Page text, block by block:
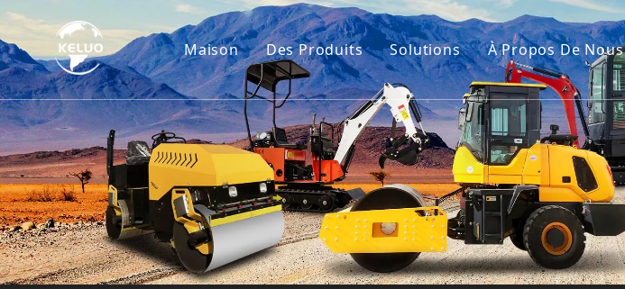
Maison Des Produits
Moteur
Accessoires d'excavatrice
Petites machines de construction
Moteur d'occasion
Machines d'occasion
Solutions À Propos De Nous
Notre histoire
Notre avantage